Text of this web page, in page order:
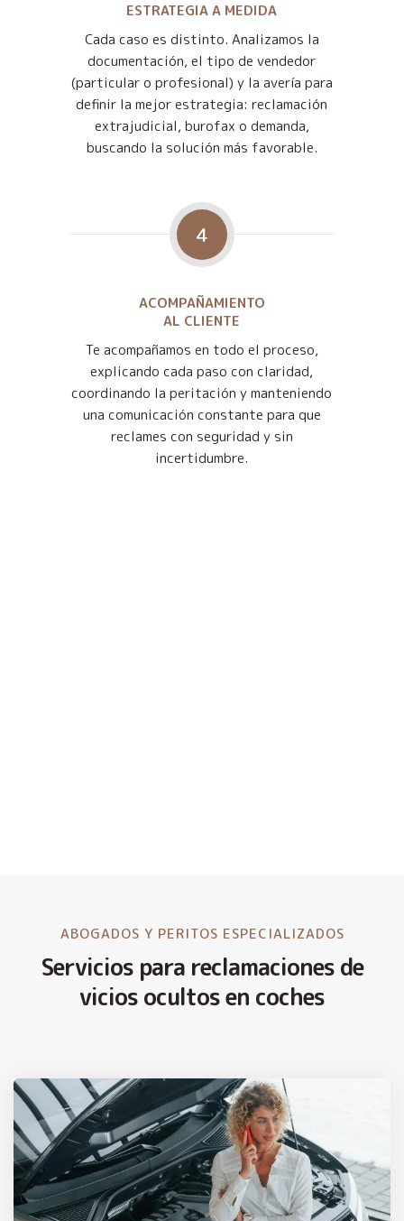
ESTRATEGIA A MEDIDA
Cada caso es distinto. Analizamos la
documentación, el tipo de vendedor
(particular o profesional) y la avería para
definir la mejor estrategia: reclamación
extrajudicial, burofax o demanda,
buscando la solución más favorable.
4
ACOMPAÑAMIENTO
AL CLIENTE
Te acompañamos en todo el proceso,
explicando cada paso con claridad,
coordinando la peritación y manteniendo
una comunicación constante para que
reclames con seguridad y sin
incertidumbre.
ABOGADOS Y PERITOS ESPECIALIZADOS
Servicios para reclamaciones de
vicios ocultos en coches